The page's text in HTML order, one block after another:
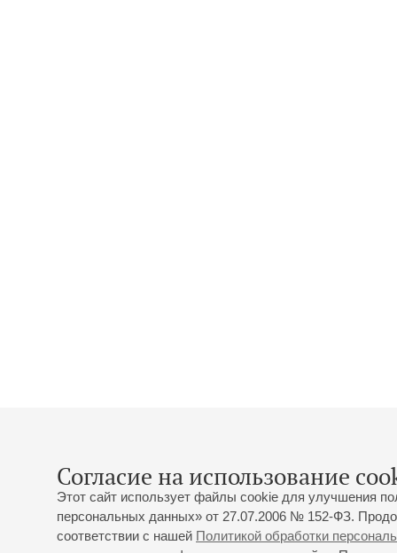
Согласие на использование
Этот сайт использует файлы cookie для улучшения
персональных данных» от 27.07.2006 № 152-ФЗ.
соответствии с нашей Политикой обработки